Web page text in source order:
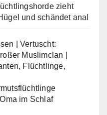
zieht
und schändet anal
| Vertuscht:
Muslimclan |
Flüchtlinge,
im Schlaf